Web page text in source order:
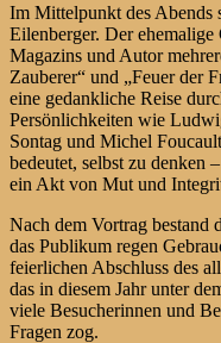
Im Mittelpunkt des Abends
Eilenberger. Der
Magazins und Autor
Zauberer“ und „Feuer der
eine gedankliche Reise
Persönlichkeiten wie
Sontag und Michel
bedeutet, selbst zu denken
ein Akt von Mut und
Nach dem Vortrag
das Publikum regen
feierlichen Abschluss des
das in diesem Jahr unter
viele Besucherinnen und
Fragen zog.